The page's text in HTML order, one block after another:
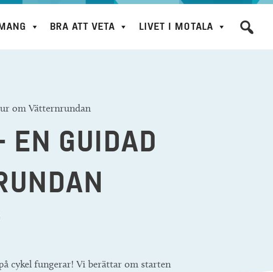
BRA ATT VETA LIVET I MOTALA
om Vätternrundan
GUIDAD
cykel fungerar! Vi berättar om starten